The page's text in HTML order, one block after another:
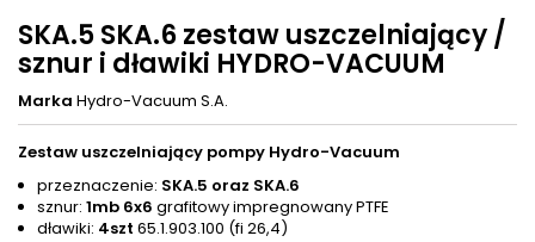
SKA.5 SKA.6 zestaw uszczelniający /
sznur i dławiki HYDRO-VACUUM
Marka Hydro-Vacuum S.A.
Zestaw uszczelniający pompy Hydro-Vacuum
przeznaczenie: SKA.5 oraz SKA.6
sznur: 1mb 6x6 grafitowy impregnowany PTFE
dławiki: 4szt 65.1.903.100 (fi 26,4)